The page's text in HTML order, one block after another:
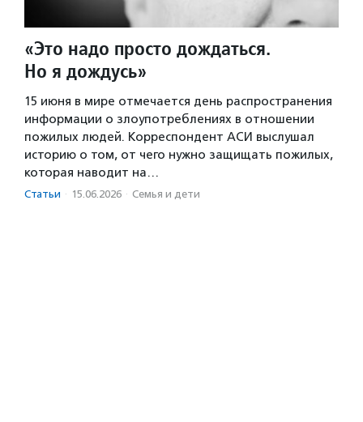
«Это надо просто дождаться.
Но я дождусь»
15 июня в мире отмечается день распространения
информации о злоупотреблениях в отношении
пожилых людей. Корреспондент АСИ выслушал
историю о том, от чего нужно защищать пожилых,
которая наводит на…
Статьи · 15.06.2026 · Семья и дети